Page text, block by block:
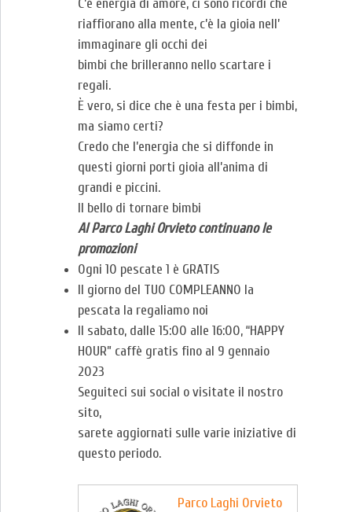
C’è energia di amore, ci sono ricordi che
riaffiorano alla mente, c’è la gioia nell’
immaginare gli occhi dei
bimbi che brilleranno nello scartare i
regali.
È vero, si dice che è una festa per i bimbi,
ma siamo certi?
Credo che l’energia che si diffonde in
questi giorni porti gioia all’anima di
grandi e piccini.
Il bello di tornare bimbi
Al Parco Laghi Orvieto continuano le
promozioni
Ogni 10 pescate 1 è GRATIS
Il giorno del TUO COMPLEANNO la
pescata la regaliamo noi
Il sabato, dalle 15:00 alle 16:00, “HAPPY
HOUR” caffè gratis fino al 9 gennaio
2023
Seguiteci sui social o visitate il nostro
sito,
sarete aggiornati sulle varie iniziative di
questo periodo.
Parco Laghi Orvieto